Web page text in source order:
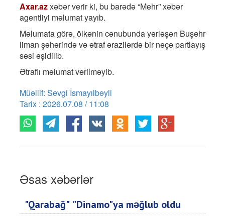
Axar.azxəbər verir ki, bu barədə “Mehr” xəbər
agentliyi məlumat yayıb.
Məlumata görə, ölkənin cənubunda yerləşən Buşehr
liman şəhərində və ətraf ərazilərdə bir neçə partlayış
səsi eşidilib.
Ətraflı məlumat verilməyib.
Müəllif: Sevgi İsmayılbəyli
Tarix : 2026.07.08 / 11:08
Əsas xəbərlər
"Qarabağ" "Dinamo"ya məğlub oldu